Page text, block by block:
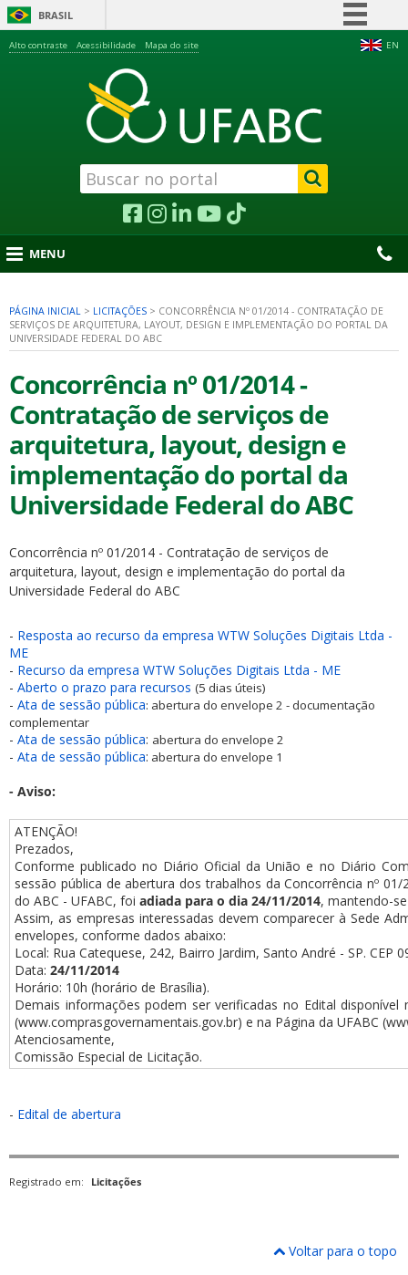
BRASIL
Acesso à informação
Legislação
Canais
EN
Alto contraste Acessibilidade Mapa do site
MENU
PÁGINA INICIAL > LICITAÇÕES > CONCORRÊNCIA Nº 01/2014 - CONTRATAÇÃO DE
SERVIÇOS DE ARQUITETURA, LAYOUT, DESIGN E IMPLEMENTAÇÃO DO PORTAL DA
UNIVERSIDADE FEDERAL DO ABC
Concorrência nº 01/2014 -
Contratação de serviços de
arquitetura, layout, design e
implementação do portal da
Universidade Federal do ABC
Concorrência nº 01/2014 - Contratação de serviços de
arquitetura, layout, design e implementação do portal da
Universidade Federal do ABC
- Resposta ao recurso da empresa WTW Soluções Digitais Ltda -
ME
- Recurso da empresa WTW Soluções Digitais Ltda - ME
- Aberto o prazo para recursos (5 dias úteis)
- Ata de sessão pública: abertura do envelope 2 - documentação
complementar
- Ata de sessão pública: abertura do envelope 2
- Ata de sessão pública: abertura do envelope 1
- Aviso:
ATENÇÃO!
Prezados,
Conforme publicado no Diário Oficial da União e no Diário
sessão pública de abertura dos trabalhos da Concorrência nº
do ABC - UFABC, foi adiada para o dia 24/11/2014, mantendo-
Assim, as empresas interessadas devem comparecer à Sede
envelopes, conforme dados abaixo:
Local: Rua Catequese, 242, Bairro Jardim, Santo André - SP. CEP
Data: 24/11/2014
Horário: 10h (horário de Brasília).
Demais informações podem ser verificadas no Edital
(www.comprasgovernamentais.gov.br) e na Página da UFABC
Atenciosamente,
Comissão Especial de Licitação.
- Edital de abertura
Registrado em: Licitações
Voltar para o topo